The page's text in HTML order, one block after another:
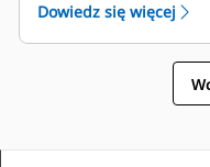
kabiny zapewniają
bezpieczeństwa i
Kabina
środkową, łatwym
powiększonym
operatora.
Dowiedz się więcej